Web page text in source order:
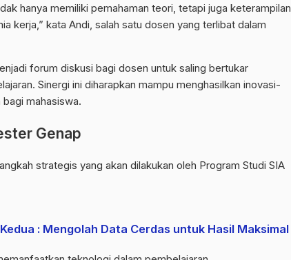
hanya memiliki pemahaman teori, tetapi juga keterampilan
kerja,” kata Andi, salah satu dosen yang terlibat dalam
forum diskusi bagi dosen untuk saling bertukar
Sinergi ini diharapkan mampu menghasilkan inovasi-
mahasiswa.
Genap
strategis yang akan dilakukan oleh Program Studi SIA
: Mengolah Data Cerdas untuk Hasil Maksimal